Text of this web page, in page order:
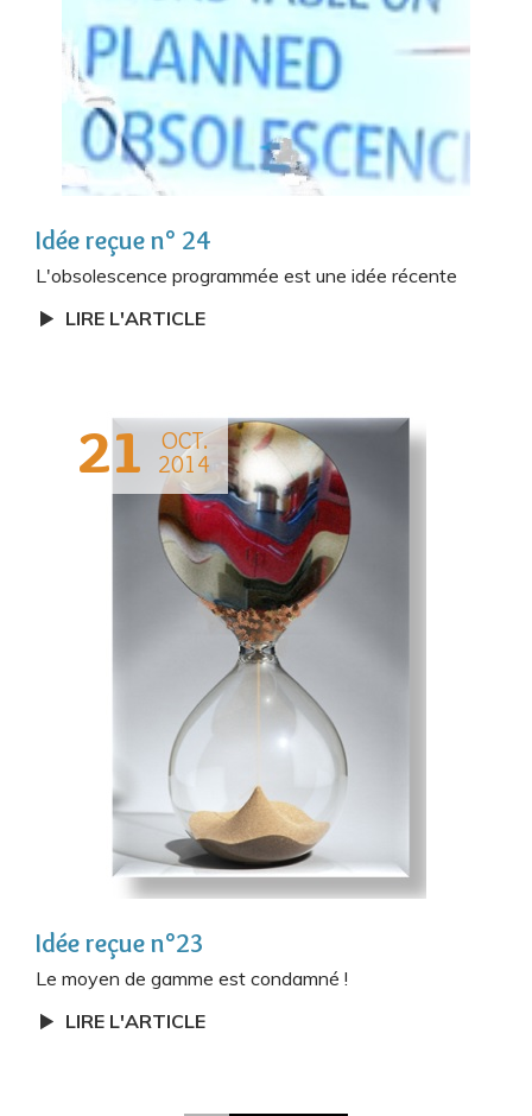
Idée reçue n° 24
L'obsolescence programmée est une idée récente
LIRE L'ARTICLE
21
OCT.
2014
Idée reçue n°23
Le moyen de gamme est condamné !
LIRE L'ARTICLE